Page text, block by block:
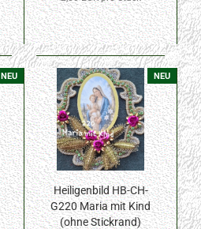
NEU NEU
Heiligenbild HB-CH-
G220 Maria mit Kind
(ohne Stickrand)